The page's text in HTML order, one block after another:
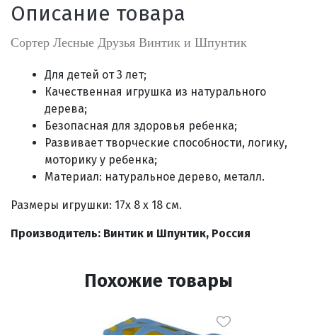
Отправляем во все регионы России
службами Пэк, Кит, Луч, Сдэк, Озон
доставка, Почта РФ или любой другой
Через СБП при получении (для
Екатеринбурга и близлежащих
городов)
Оплата по счету для юридических лиц
Описание товара
Сортер Лесные Друзья Винтик и Шпунтик
Для детей от 3 лет;
Качественная игрушка из натурального
дерева;
Безопасная для здоровья ребенка;
Развивает творческие способности, логику,
моторику у ребенка;
Материал: натуральное дерево, металл.
Размеры игрушки: 17х 8 х 18 см.
Производитель: Винтик и Шпунтик, Россия
Похожие товары